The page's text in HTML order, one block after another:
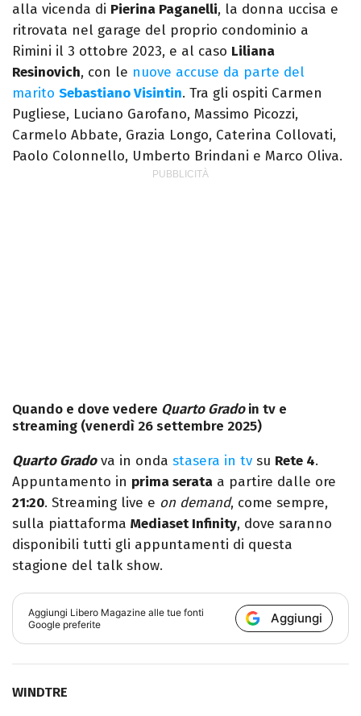
alla vicenda di Pierina Paganelli, la donna uccisa e
ritrovata nel garage del proprio condominio a
Rimini il 3 ottobre 2023, e al caso Liliana
Resinovich, con le nuove accuse da parte del
marito Sebastiano Visintin. Tra gli ospiti Carmen
Pugliese, Luciano Garofano, Massimo Picozzi,
Carmelo Abbate, Grazia Longo, Caterina Collovati,
Paolo Colonnello, Umberto Brindani e Marco Oliva.
Quando e dove vedere Quarto Gradoin tv e
streaming (venerdì 26 settembre 2025)
Quarto Gradova in onda stasera in tv su Rete 4.
Appuntamento in prima serata a partire dalle ore
21:20. Streaming live e on demand, come sempre,
sulla piattaforma Mediaset Infinity, dove saranno
disponibili tutti gli appuntamenti di questa
stagione del talk show.
Aggiungi Libero Magazine alle tue fonti
Google preferite
Aggiungi
WINDTRE